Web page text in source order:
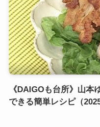
《DAIGOも台所》山本
できる簡単レシピ（